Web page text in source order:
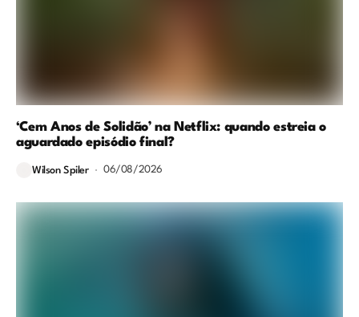
‘Cem Anos de Solidão’ na Netflix: quando estreia o
aguardado episódio final?
Wilson Spiler 06/08/2026